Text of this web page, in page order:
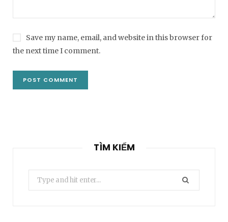
Save my name, email, and website in this browser for
the next time I comment.
TÌM KIẾM
Search
for: